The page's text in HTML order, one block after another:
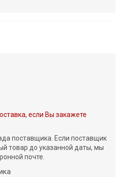
если Вы закажете
поставщика. Если поставщик
товар до указанной даты, мы
почте.